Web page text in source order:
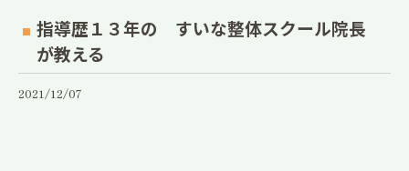
指導歴１３年の すいな整体スクール院長
が教える
2021/12/07